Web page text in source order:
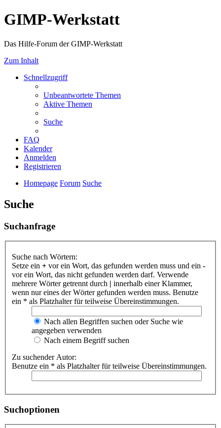
GIMP-Werkstatt
Das Hilfe-Forum der GIMP-Werkstatt
Zum Inhalt
Schnellzugriff
Unbeantwortete Themen
Aktive Themen
Suche
FAQ
Kalender
Anmelden
Registrieren
Homepage Forum Suche
Suche
Suchanfrage
Suche nach Wörtern:
Setze ein + vor ein Wort, das gefunden werden muss und ein -
vor ein Wort, das nicht gefunden werden darf. Verwende
mehrere Wörter getrennt durch | innerhalb einer Klammer,
wenn nur eines der Wörter gefunden werden muss. Benutze
ein * als Platzhalter für teilweise Übereinstimmungen.
Nach allen Begriffen suchen oder Suche wie
angegeben verwenden
Nach einem Begriff suchen
Zu suchender Autor:
Benutze ein * als Platzhalter für teilweise Übereinstimmungen.
Suchoptionen